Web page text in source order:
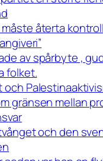
återta
av spårbyte ,
folket.
och
gränsen mellan
och den